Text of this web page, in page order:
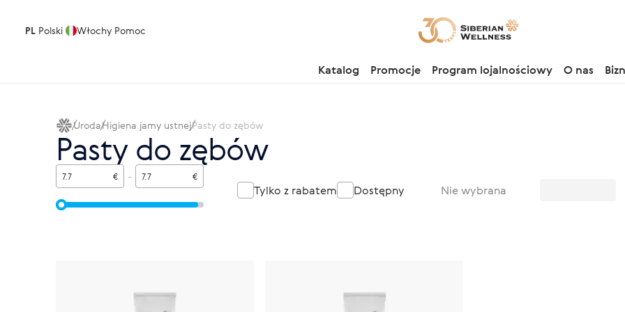
PL Polski Włochy Pomoc
Katalog Promocje Program lojalnościowy O nas
UrodaHigiena jamy ustnejPasty do zębów
Pasty do zębów
Nie wybrana
€ - €
Tylko z rabatem Dostępny